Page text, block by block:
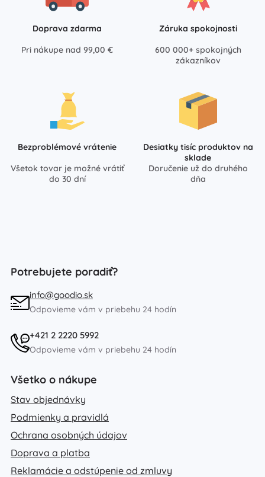
Doprava zdarma
Pri nákupe nad 99,00 €
Záruka spokojnosti
600 000+ spokojných
zákazníkov
Bezproblémové vrátenie
Všetok tovar je možné vrátiť
do 30 dní
Desiatky tisíc produktov na
sklade
Doručenie už do druhého
dňa
Potrebujete poradiť?
info@goodio.sk
Odpovieme vám v priebehu 24 hodín
+421 2 2220 5992
Odpovieme vám v priebehu 24 hodín
Všetko o nákupe
Stav objednávky
Podmienky a pravidlá
Ochrana osobných údajov
Doprava a platba
Reklamácie a odstúpenie od zmluvy